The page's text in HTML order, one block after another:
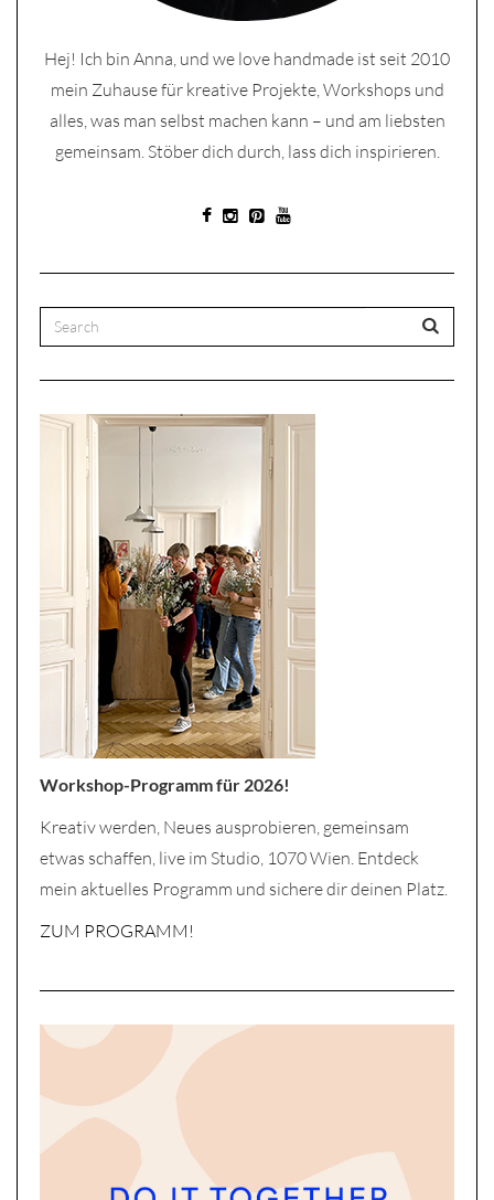
Hej! Ich bin Anna, und we love handmade ist seit 2010
mein Zuhause für kreative Projekte, Workshops und
alles, was man selbst machen kann – und am liebsten
gemeinsam. Stöber dich durch, lass dich inspirieren.
Workshop-Programm für 2026!
Kreativ werden, Neues ausprobieren, gemeinsam
etwas schaffen, live im Studio, 1070 Wien. Entdeck
mein aktuelles Programm und sichere dir deinen Platz.
ZUM PROGRAMM!